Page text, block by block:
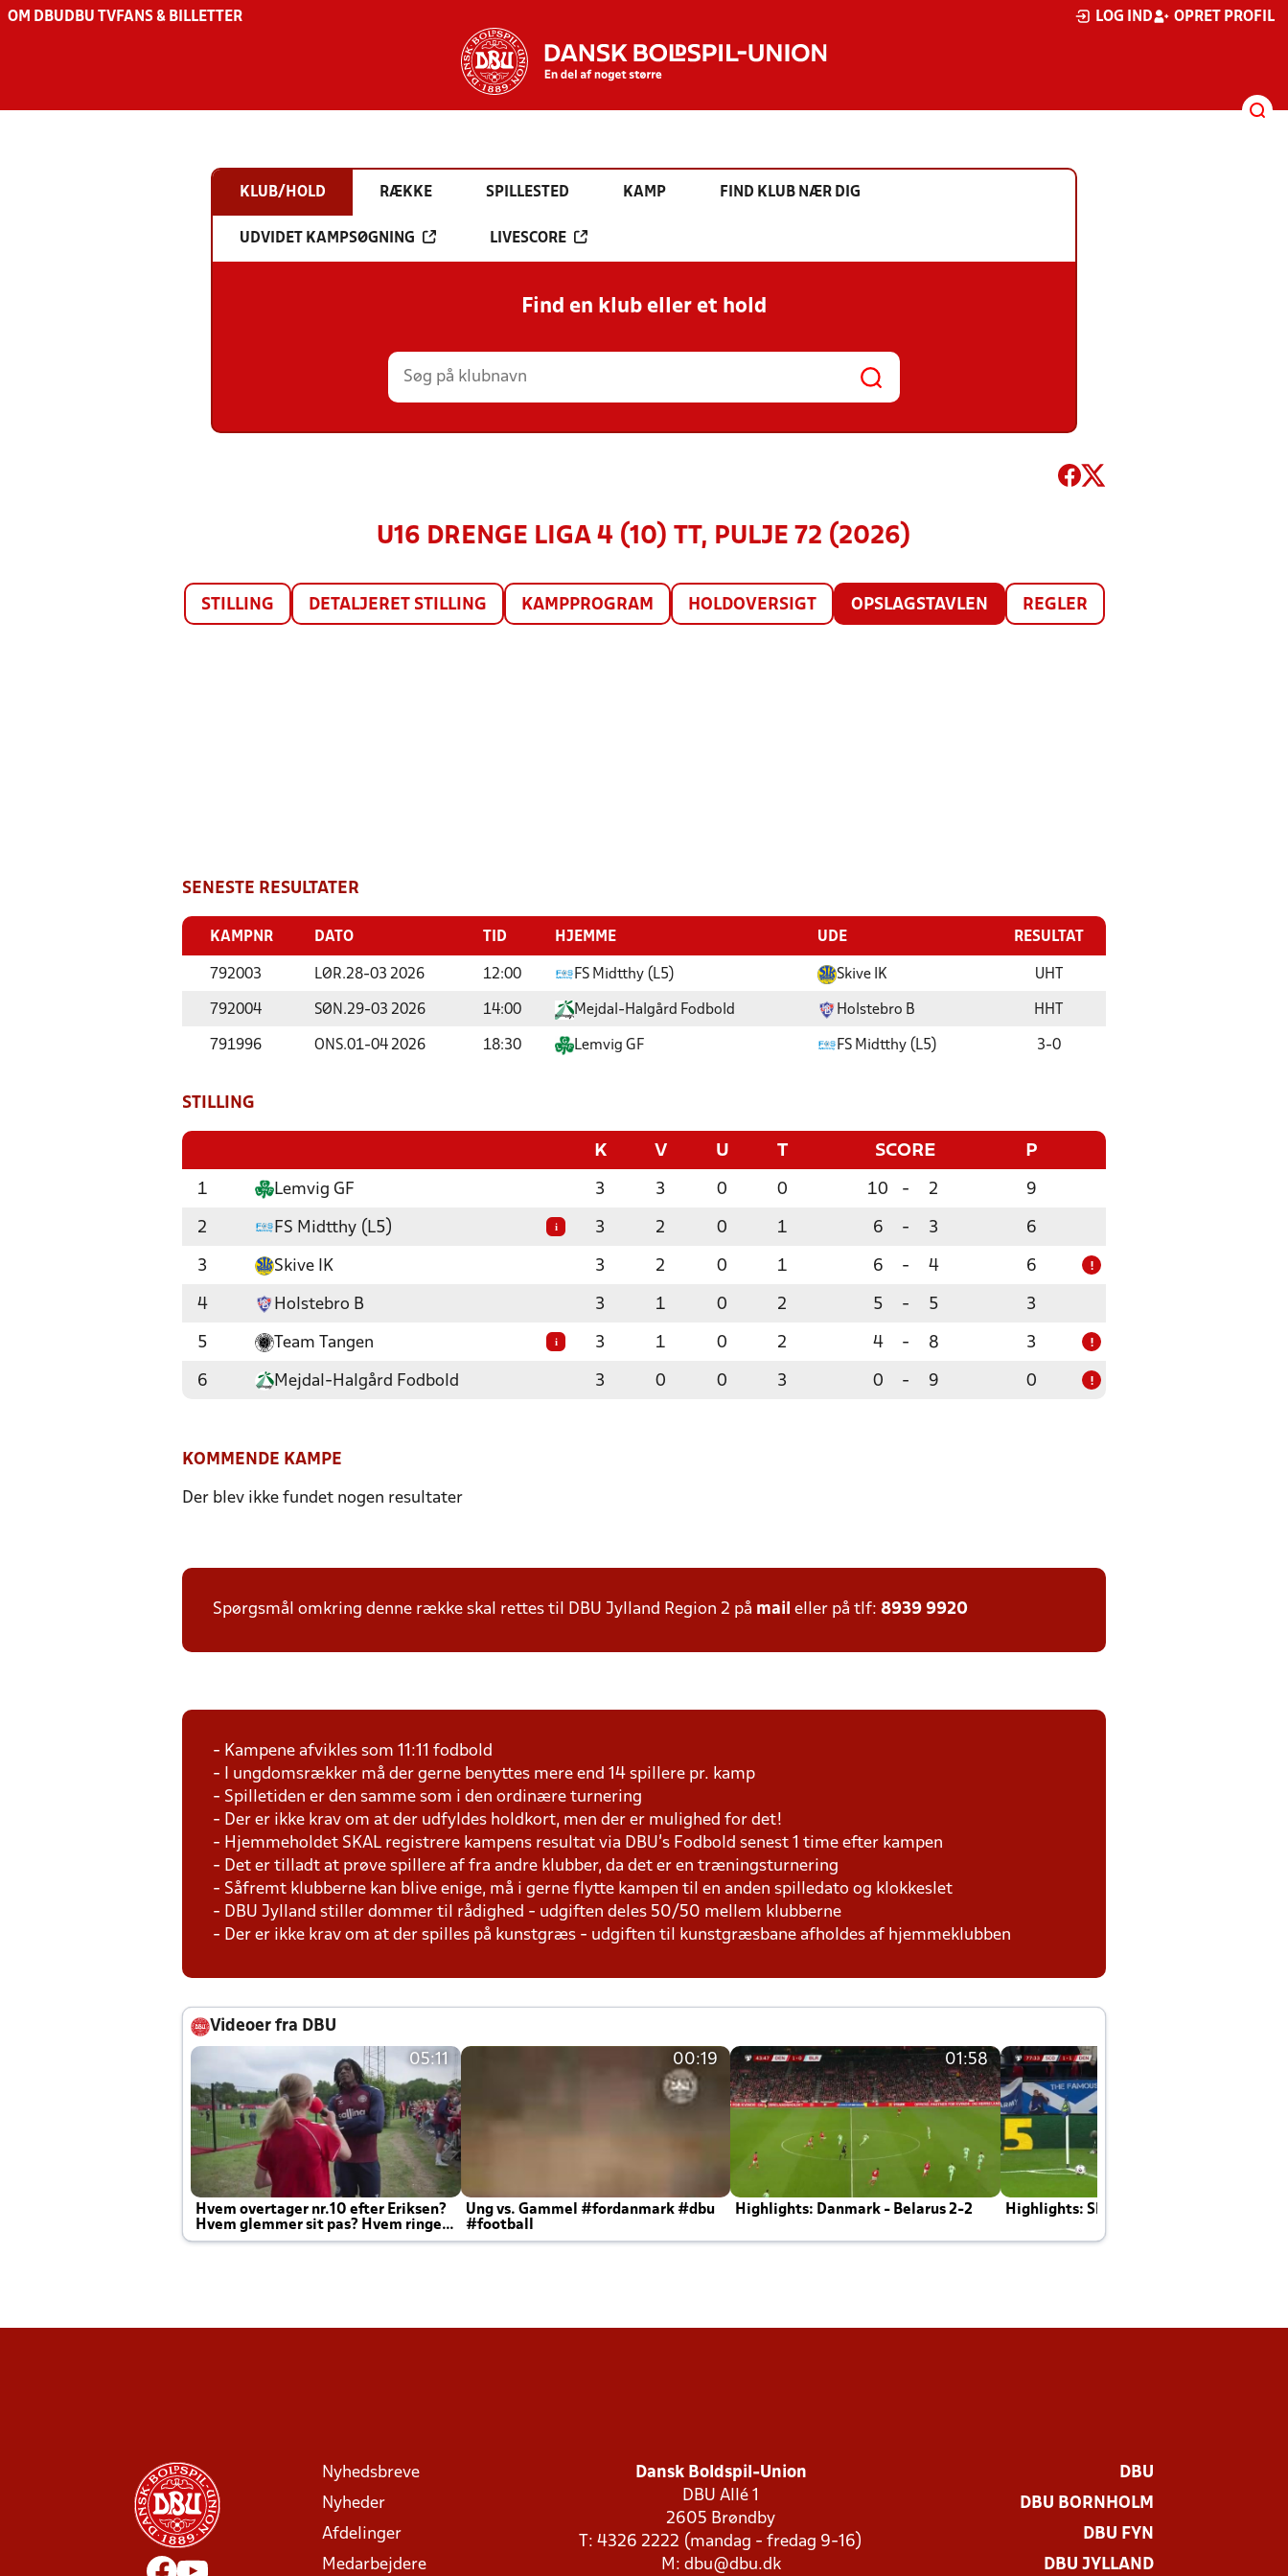
OM DBU DBU TV FANS & BILLETTER LOG IND OPRET PROFIL
KLUB/HOLD RÆKKE SPILLESTED KAMP FIND KLUB NÆR DIG
UDVIDET KAMPSØGNING LIVESCORE
Find en klub eller et hold
U16 DRENGE LIGA 4 (10) TT, PULJE 72 (2026)
STILLING DETALJERET STILLING KAMPPROGRAM HOLDOVERSIGT OPSLAGSTAVLEN REGLER
SENESTE RESULTATER
KAMPNR DATO TID HJEMME UDE RESULTAT
792003 LØR.28-03 2026 12:00 FS Midtthy (L5) Skive IK UHT
792004 SØN.29-03 2026 14:00 Mejdal-Halgård Fodbold Holstebro B HHT
791996 ONS.01-04 2026 18:30 Lemvig GF FS Midtthy (L5) 3-0
STILLING
K V U T SCORE P
1 Lemvig GF 3 3 0 0 10 - 2 9
2 FS Midtthy (L5) i 3 2 0 1 6 - 3 6
3 Skive IK 3 2 0 1 6 - 4 6 !
4 Holstebro B 3 1 0 2 5 - 5 3
5 Team Tangen i 3 1 0 2 4 - 8 3 !
6 Mejdal-Halgård Fodbold 3 0 0 3 0 - 9 0 !
KOMMENDE KAMPE
Der blev ikke fundet nogen resultater
Spørgsmål omkring denne række skal rettes til DBU Jylland Region 2 på mail eller på tlf: 8939 9920
- Kampene afvikles som 11:11 fodbold
- I ungdomsrækker må der gerne benyttes mere end 14 spillere pr. kamp
- Spilletiden er den samme som i den ordinære turnering
- Der er ikke krav om at der udfyldes holdkort, men der er mulighed for det!
- Hjemmeholdet SKAL registrere kampens resultat via DBU's Fodbold senest 1 time efter kampen
- Det er tilladt at prøve spillere af fra andre klubber, da det er en træningsturnering
- Såfremt klubberne kan blive enige, må i gerne flytte kampen til en anden spilledato og klokkeslet
- DBU Jylland stiller dommer til rådighed - udgiften deles 50/50 mellem klubberne
- Der er ikke krav om at der spilles på kunstgræs - udgiften til kunstgræsbane afholdes af hjemmeklubben
Videoer fra DBU
05:11
Hvem overtager nr.10 efter Eriksen?
Hvem glemmer sit pas? Hvem ringer
Joachim altid til efter kampe?
00:19
Ung vs. Gammel #fordanmark #dbu
#football
01:58
Highlights: Danmark - Belarus 2-2 Highlights: Skotland - Danmark 4-2
Nyhedsbreve
Nyheder
Afdelinger
Medarbejdere
Dansk Boldspil-Union
DBU Allé 1
2605 Brøndby
T: 4326 2222 (mandag - fredag 9-16)
M: dbu@dbu.dk
DBU
DBU BORNHOLM
DBU FYN
DBU JYLLAND